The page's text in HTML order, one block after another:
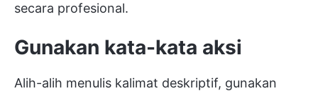
secara profesional.
Gunakan kata-kata aksi
Alih-alih menulis kalimat deskriptif, gunakan